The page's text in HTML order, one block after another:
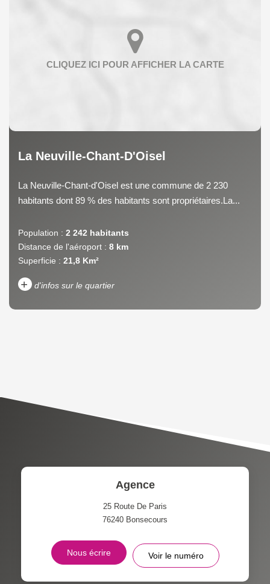
La Neuville-Chant-D'Oisel
La Neuville-Chant-d'Oisel est une commune de 2 230
habitants dont 89 % des habitants sont propriétaires.La...
Population : 2 242 habitants
Distance de l'aéroport : 8 km
Superficie : 21,8 Km²
+ d'infos sur le quartier
TAUX DE PROPRIÉTAIRES
PART DES MÉNAGES SANS
DISTANCE DE L'AÉROPORT :
Agence
25 Route De Paris
76240 Bonsecours
Nous écrire Voir le numéro